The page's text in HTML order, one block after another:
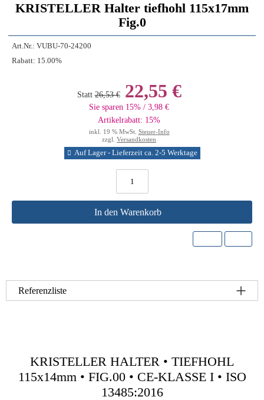
KRISTELLER Halter tiefhohl 115x17mm
Fig.0
Art.Nr.: VUBU-70-24200
Rabatt: 15.00%
Statt 26,53 €22,55 €
Sie sparen 15% / 3,98 €
Artikelrabatt: 15%
inkl. 19 % MwSt. Steuer-Info
zzgl. Versandkosten
Auf Lager - Lieferzeit ca. 2-5 Werktage
In den Warenkorb
Referenzliste
KRISTELLER HALTER • TIEFHOHL
115x14mm • FIG.00 • CE-KLASSE I • ISO
13485:2016